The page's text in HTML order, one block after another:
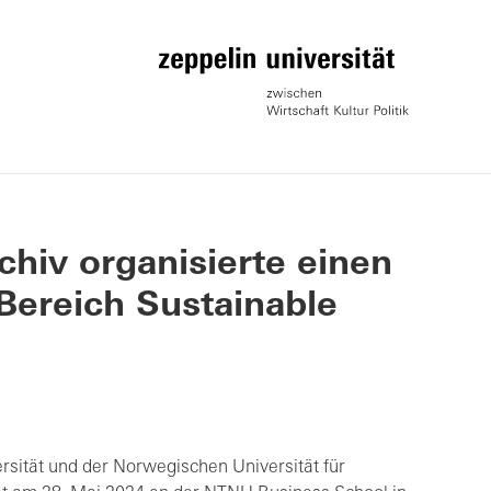
organisierte einen
Sustainable
und der Norwegischen Universität für